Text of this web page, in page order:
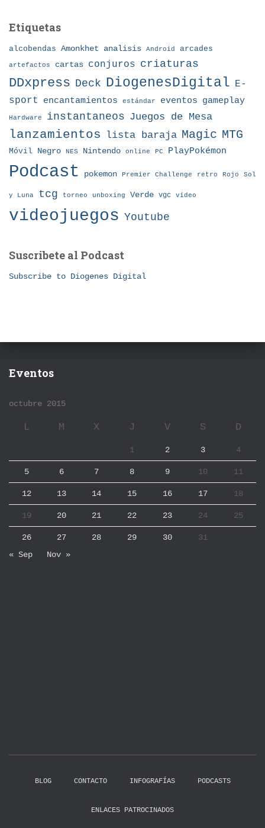
Etiquetas
alcobendas Amonkhet analisis Android arcades
artefactos cartas conjuros criaturas
DDxpress Deck DiogenesDigital E-
sport
encantamientos estándar eventos gameplay
Hardware instantaneos Juegos de Mesa
lanzamientos lista baraja Magic MTG
Móvil Negro NES Nintendo online PC PlayPokémon
Podcast pokemon Premier Challenge retro Rojo Sol
y Luna tcg torneo unboxing Verde vgc video
videojuegos Youtube
Suscribete al Podcast
Subscribe to Diogenes Digital
Eventos
octubre 2015
L M X J V S D
1 2 3 4
5 6 7 8 9 10 11
12 13 14 15 16 17 18
19 20 21 22 23 24 25
26 27 28 29 30
31
« Sep
Nov »
BLOG CONTACTO INFOGRAFÍAS PODCASTS
ENLACES PATROCINADOS